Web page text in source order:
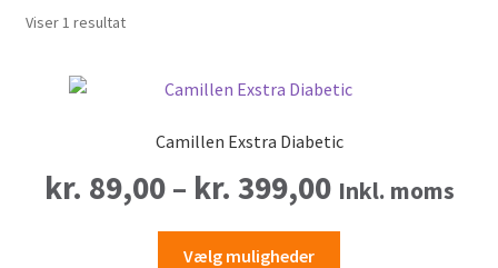
Viser 1 resultat
Camillen Exstra Diabetic
kr. 89,00 – kr. 399,00
kr. 89,00
Inkl. moms
Vælg muligheder